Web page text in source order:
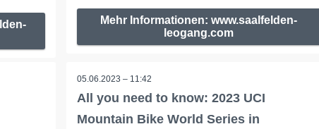
Mehr Informationen: www.saalfelden-
leogang.com
05.06.2023 – 11:42
All you need to know: 2023 UCI
Mountain Bike World Series in